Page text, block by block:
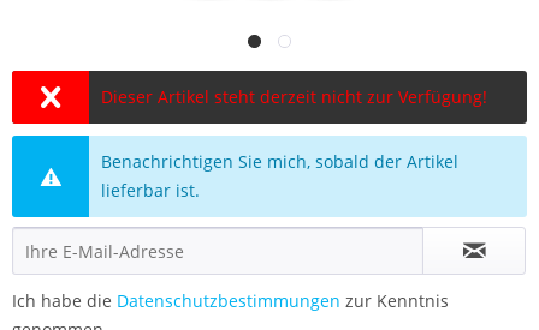
Dieser Artikel steht derzeit nicht zur Verfügung!
Benachrichtigen Sie mich, sobald der Artikel
lieferbar ist.
Ich habe die Datenschutzbestimmungen zur Kenntnis